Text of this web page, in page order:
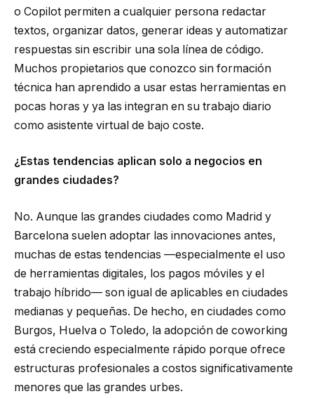
o Copilot permiten a cualquier persona redactar
textos, organizar datos, generar ideas y automatizar
respuestas sin escribir una sola línea de código.
Muchos propietarios que conozco sin formación
técnica han aprendido a usar estas herramientas en
pocas horas y ya las integran en su trabajo diario
como asistente virtual de bajo coste.
¿Estas tendencias aplican solo a negocios en
grandes ciudades?
No. Aunque las grandes ciudades como Madrid y
Barcelona suelen adoptar las innovaciones antes,
muchas de estas tendencias —especialmente el uso
de herramientas digitales, los pagos móviles y el
trabajo híbrido— son igual de aplicables en ciudades
medianas y pequeñas. De hecho, en ciudades como
Burgos, Huelva o Toledo, la adopción de coworking
está creciendo especialmente rápido porque ofrece
estructuras profesionales a costos significativamente
menores que las grandes urbes.